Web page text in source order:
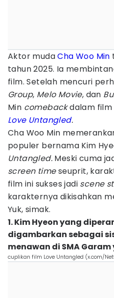
Aktor mudaCha Woo Min
tahun 2025. Ia
film. Setelah mencuri
Group, Melo Movie, dan
Min comebackdalam film
Love Untangled.
Cha Woo Min
populer bernama Kim
Untangled. Meski cuma
screen timeseuprit,
film ini sukses jadi scene
karakternya dikisahkan
Yuk, simak.
1. Kim Hyeon yang
digambarkan sebagai
menawan di SMA
cuplikan film Love Untangled (x.com/